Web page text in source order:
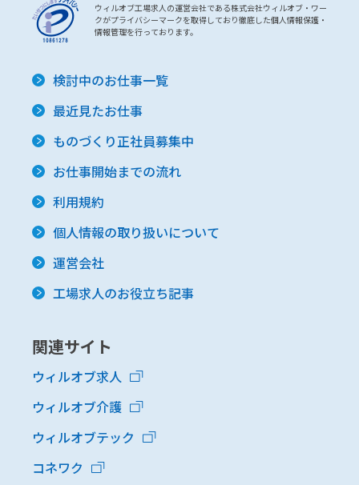
ウィルオブ工場求人の運営会社である株式会社ウィルオブ・ワー
クがプライバシーマークを取得しており徹底した個人情報保護・
情報管理を行っております。
検討中のお仕事一覧
最近見たお仕事
ものづくり正社員募集中
お仕事開始までの流れ
利用規約
個人情報の取り扱いについて
運営会社
工場求人のお役立ち記事
関連サイト
ウィルオブ求人
ウィルオブ介護
ウィルオブテック
コネワク